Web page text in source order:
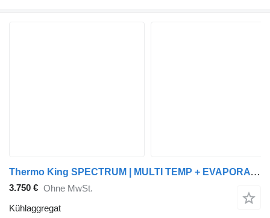
Thermo King SPECTRUM | MULTI TEMP + EVAPORATOR * 6379 ENGINE HOURS
3.750 € Ohne MwSt.
Kühlaggregat